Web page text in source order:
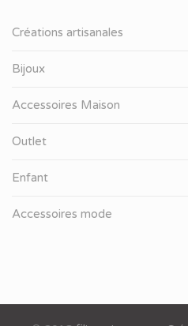
Créations artisanales
Bijoux
Accessoires Maison
Outlet
Enfant
Accessoires mode